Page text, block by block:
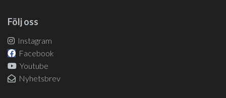
Följ oss
Instagram
Facebook
Youtube
Nyhetsbrev